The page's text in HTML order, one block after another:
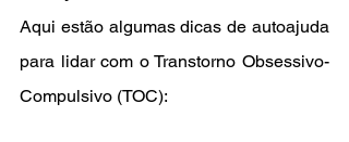
Aqui estão algumas dicas de autoajuda
para lidar com o Transtorno Obsessivo-
Compulsivo (TOC):